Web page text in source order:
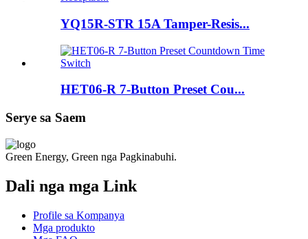
YQ15R-STR 15A Tamper-Resis...
HET06-R 7-Button Preset Cou...
Serye sa Saem
Green Energy, Green nga Pagkinabuhi.
Dali nga mga Link
Profile sa Kompanya
Mga produkto